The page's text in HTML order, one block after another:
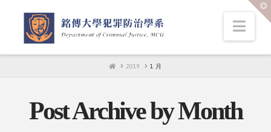
HOME
2019 1 月
Post Archive by Month